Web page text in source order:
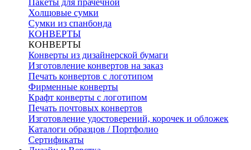
Пакеты для прачечной
Холщовые сумки
Сумки из спанбонда
КОНВЕРТЫ
КОНВЕРТЫ
Конверты из дизайнерской бумаги
Изготовление конвертов на заказ
Печать конвертов с логотипом
Фирменные конверты
Крафт конверты с логотипом
Печать почтовых конвертов
Изготовление удостоверений, корочек и обложек
Каталоги образцов / Портфолио
Сертификаты